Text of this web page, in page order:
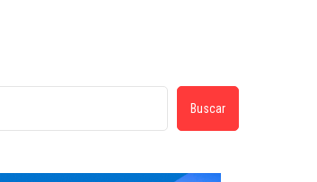
Buscar